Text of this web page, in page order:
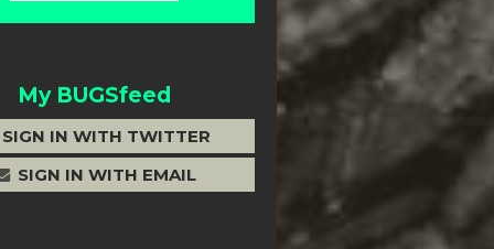
My BUGSfeed
IN WITH TWITTER
SIGN IN WITH EMAIL